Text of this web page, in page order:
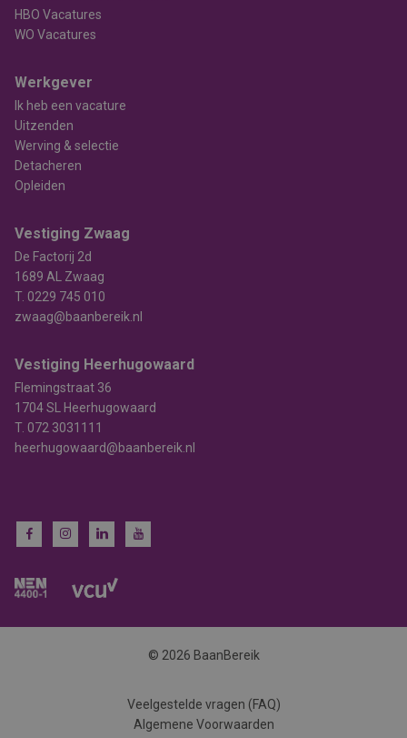
HBO Vacatures
WO Vacatures
Werkgever
Ik heb een vacature
Uitzenden
Werving & selectie
Detacheren
Opleiden
Vestiging Zwaag
De Factorij 2d
1689 AL Zwaag
T. 0229 745 010
zwaag@baanbereik.nl
Vestiging Heerhugowaard
Flemingstraat 36
1704 SL Heerhugowaard
T. 072 3031111
heerhugowaard@baanbereik.nl
© 2026 BaanBereik
Veelgestelde vragen (FAQ)
Algemene Voorwaarden